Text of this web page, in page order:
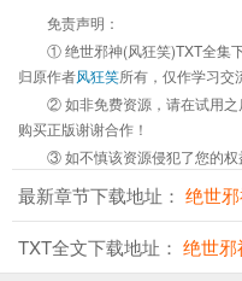
免责声明：
① 绝世邪神(风狂笑)TXT全集
归原作者风狂笑所有，仅作学习交
② 如非免费资源，请在试用
购买正版谢谢合作！
③ 如不慎该资源侵犯了您的权
最新章节下载地址： 绝世
TXT全文下载地址： 绝世